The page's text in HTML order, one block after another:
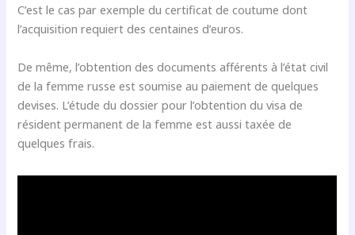
C’est le cas par exemple du certificat de coutume dont
l’acquisition requiert des centaines d’euros.
De même, l’obtention des documents afférents à l’état civil
de la femme russe est soumise au paiement de quelques
devises. L’étude du dossier pour l’obtention du visa de
résident permanent de la femme est aussi taxée de
quelques frais.